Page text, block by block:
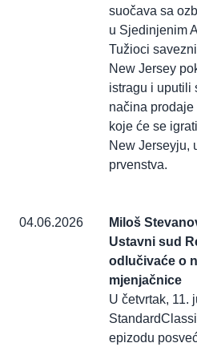
suočava sa
u Sjedinjenim
Tužioci
New Jersey
istragu i uputili
načina
koje će se
New Jerseyju,
prvenstva.
04.06.2026
Miloš
Ustavni sud
odlučivaće o
mjenjačnice
U četvrtak, 11.
epizodu